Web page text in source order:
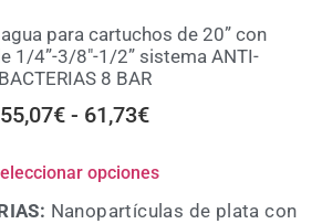
para cartuchos de 20” con
1/4”-3/8″-1/2” sistema ANTI-
BACTERIAS 8 BAR
55,07€ - 61,73€
opciones
: Nanopartículas de plata con